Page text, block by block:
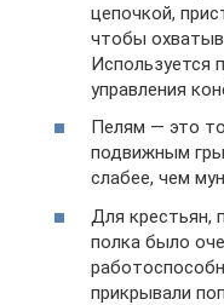
цепочкой,
чтобы
Используется
управления
Пелям — это
подвижным
слабее, чем
Для крестьян,
полка было
прикрывали